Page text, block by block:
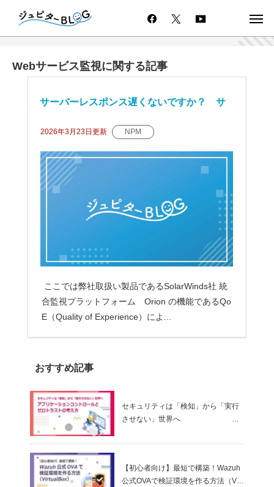
Webサービス監視に関する記事
サーバーレスポンス遅くないですか？ サ
ーバーの体感品質を可視化！
2026年3月23日 更新 NPM
ここでは弊社取扱い製品であるSolarWinds社 統
合監視プラットフォーム Orion の機能であるQo
E（Quality of Experience）によ...
おすすめ記事
セキュリティは「検知」から「実行
させない」世界へ
ゼロトラストの考え方
【初心者向け】最短で構築！Wazuh
公式OVAで検証環境を作る方法（Virt